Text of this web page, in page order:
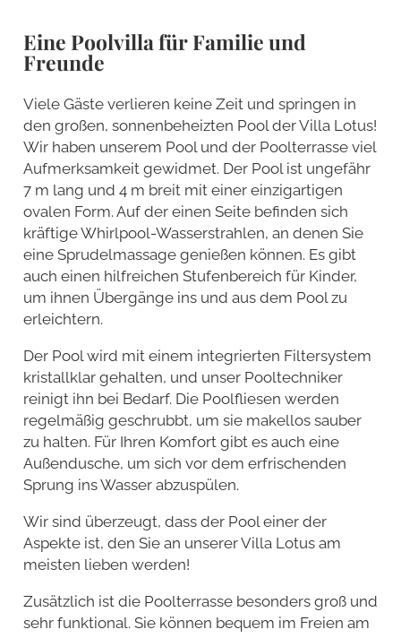
Eine Poolvilla für Familie und
Freunde
Viele Gäste verlieren keine Zeit und springen in
den großen, sonnenbeheizten Pool der Villa Lotus!
Wir haben unserem Pool und der Poolterrasse viel
Aufmerksamkeit gewidmet. Der Pool ist ungefähr
7 m lang und 4 m breit mit einer einzigartigen
ovalen Form. Auf der einen Seite befinden sich
kräftige Whirlpool-Wasserstrahlen, an denen Sie
eine Sprudelmassage genießen können. Es gibt
auch einen hilfreichen Stufenbereich für Kinder,
um ihnen Übergänge ins und aus dem Pool zu
erleichtern.
Der Pool wird mit einem integrierten Filtersystem
kristallklar gehalten, und unser Pooltechniker
reinigt ihn bei Bedarf. Die Poolfliesen werden
regelmäßig geschrubbt, um sie makellos sauber
zu halten. Für Ihren Komfort gibt es auch eine
Außendusche, um sich vor dem erfrischenden
Sprung ins Wasser abzuspülen.
Wir sind überzeugt, dass der Pool einer der
Aspekte ist, den Sie an unserer Villa Lotus am
meisten lieben werden!
Zusätzlich ist die Poolterrasse besonders groß und
sehr funktional. Sie können bequem im Freien am